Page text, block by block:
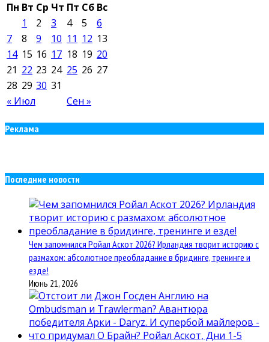
Пн Вт Ср Чт Пт Сб Вс
« Июл Сен »
1 2 3 4 5
6
7
8 9 10 11 12 13
14 15 16 17 18 19 20
21 22 23 24 25 26 27
28 29 30 31
Реклама
Последние новости
Чем запомнился Ройал Аскот 2026? Ирландия творит историю с
размахом: абсолютное преобладание в бридинге, тренинге и
езде!
Июнь 21, 2026